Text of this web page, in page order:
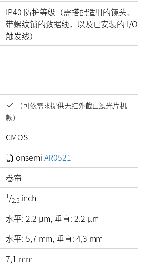
IP40 防护等级（需搭配适用的镜头、
带螺纹锁的数据线，以及已安装的 I/O
触发线）
（可依需求提供无红外截止滤光片机
款）
CMOS
onsemi AR0521
卷帘
1/2.5 inch
水平: 2.2 µm, 垂直: 2.2 µm
水平: 5,7 mm, 垂直: 4,3 mm
7,1 mm